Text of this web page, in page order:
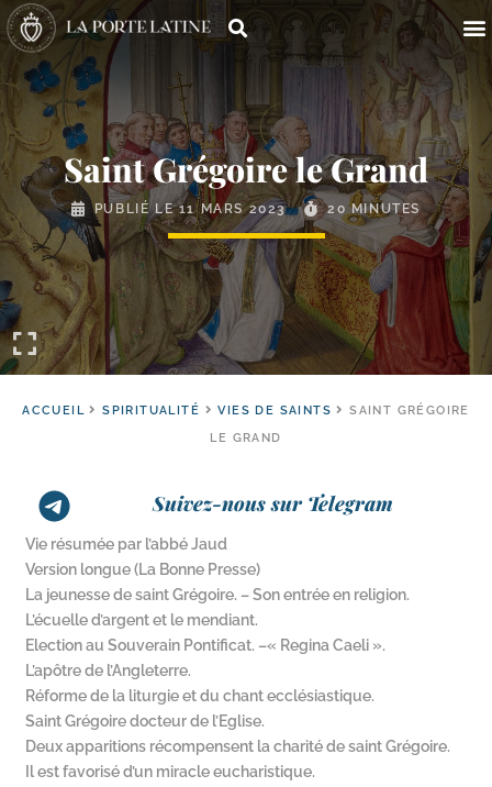
Saint Grégoire le Grand
PUBLIÉ LE11 MARS 2023 20 MINUTES
ACCUEIL SPIRITUALITÉ VIES DE SAINTS
SAINT GRÉGOIRE
LE GRAND
Suivez-nous sur Telegram
Vie résumée par l’abbé Jaud
Version longue (La Bonne Presse)
La jeunesse de saint Grégoire. – Son entrée en religion.
L’écuelle d’argent et le mendiant.
Election au Souverain Pontificat. –« Regina Caeli ».
L’apôtre de l’Angleterre.
Réforme de la liturgie et du chant ecclésiastique.
Saint Grégoire docteur de l’Eglise.
Deux apparitions récompensent la charité de saint Grégoire.
Il est favorisé d’un miracle eucharistique.